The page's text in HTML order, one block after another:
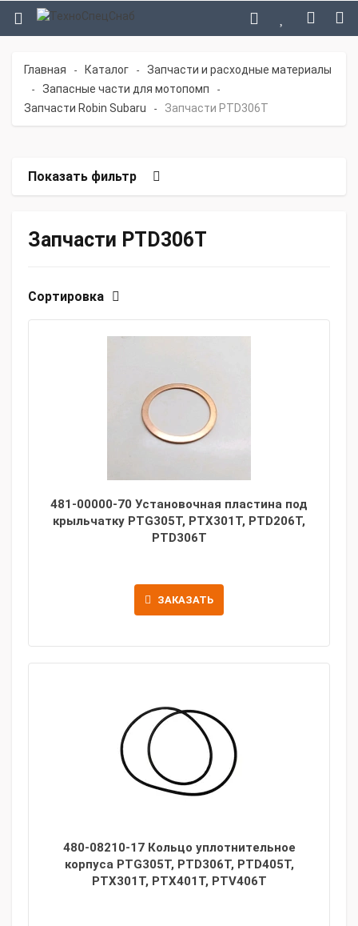
Главная - Каталог - Запчасти и расходные материалы
- Запасные части для мотопомп -
Запчасти Robin Subaru - Запчасти PTD306T
Показать фильтр
Запчасти PTD306T
Сортировка
481-00000-70 Установочная пластина под
крыльчатку PTG305T, PTX301T, PTD206T,
PTD306T
ЗАКАЗАТЬ
480-08210-17 Кольцо уплотнительное
корпуса PTG305T, PTD306T, PTD405T,
PTX301T, PTX401T, PTV406T